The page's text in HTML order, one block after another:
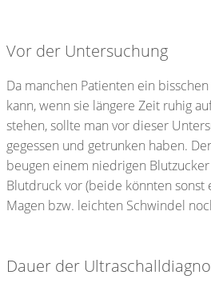
Vor der Untersuchung
Da manchen Patienten ein
kann, wenn sie längere Zeit ruhig
stehen, sollte man vor dieser
gegessen und getrunken haben.
beugen einem niedrigen
Blutdruck vor (beide könnten sonst
Magen bzw. leichten Schwindel
Dauer der